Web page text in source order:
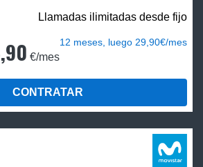
Llamadas ilimitadas desde fijo
€/mes
12 meses, luego 29,90€/mes
CONTRATAR